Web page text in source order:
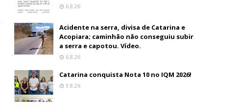
6.8.26
Acidente na serra, divisa de Catarina e
Acopiara; caminhão não conseguiu subir
a serra e capotou. Vídeo.
6.8.26
Catarina conquista Nota 10 no IQM 2026!
3.8.26